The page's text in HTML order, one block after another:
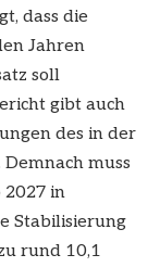
dass die
Jahren
soll
gibt auch
des in der
muss
in
Stabilisierung
rund 10,1